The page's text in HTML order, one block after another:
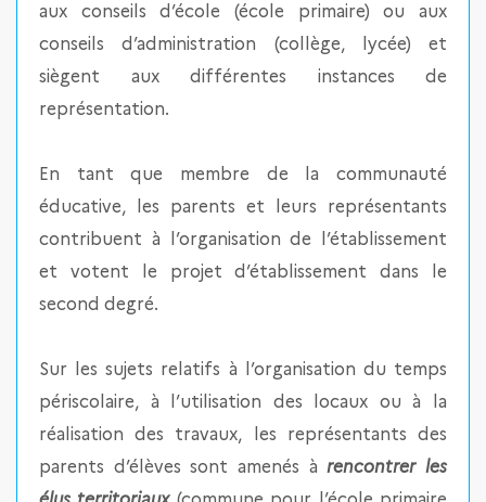
aux conseils d’école (école primaire) ou aux
conseils d’administration (collège, lycée) et
siègent aux différentes instances de
représentation.
En tant que membre de la communauté
éducative, les parents et leurs représentants
contribuent à l’organisation de l’établissement
et votent le projet d’établissement dans le
second degré.
Sur les sujets relatifs à l’organisation du temps
périscolaire, à l’utilisation des locaux ou à la
réalisation des travaux, les représentants des
parents d’élèves sont amenés à rencontrer les